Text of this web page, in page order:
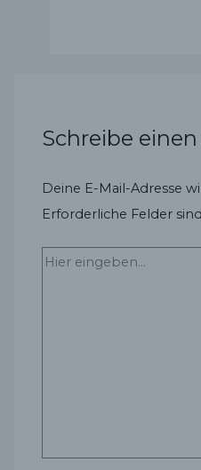
Schreibe
Deine E-Mail-Adresse
Erforderliche Felder
Hier